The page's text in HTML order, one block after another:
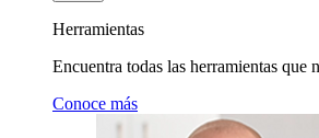
Herramientas
Encuentra todas las herramientas que
Conoce más